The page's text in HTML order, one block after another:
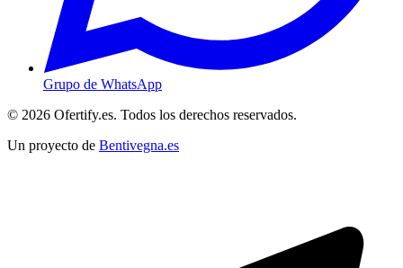
Grupo de WhatsApp
© 2026 Ofertify.es. Todos los derechos reservados.
Un proyecto de Bentivegna.es